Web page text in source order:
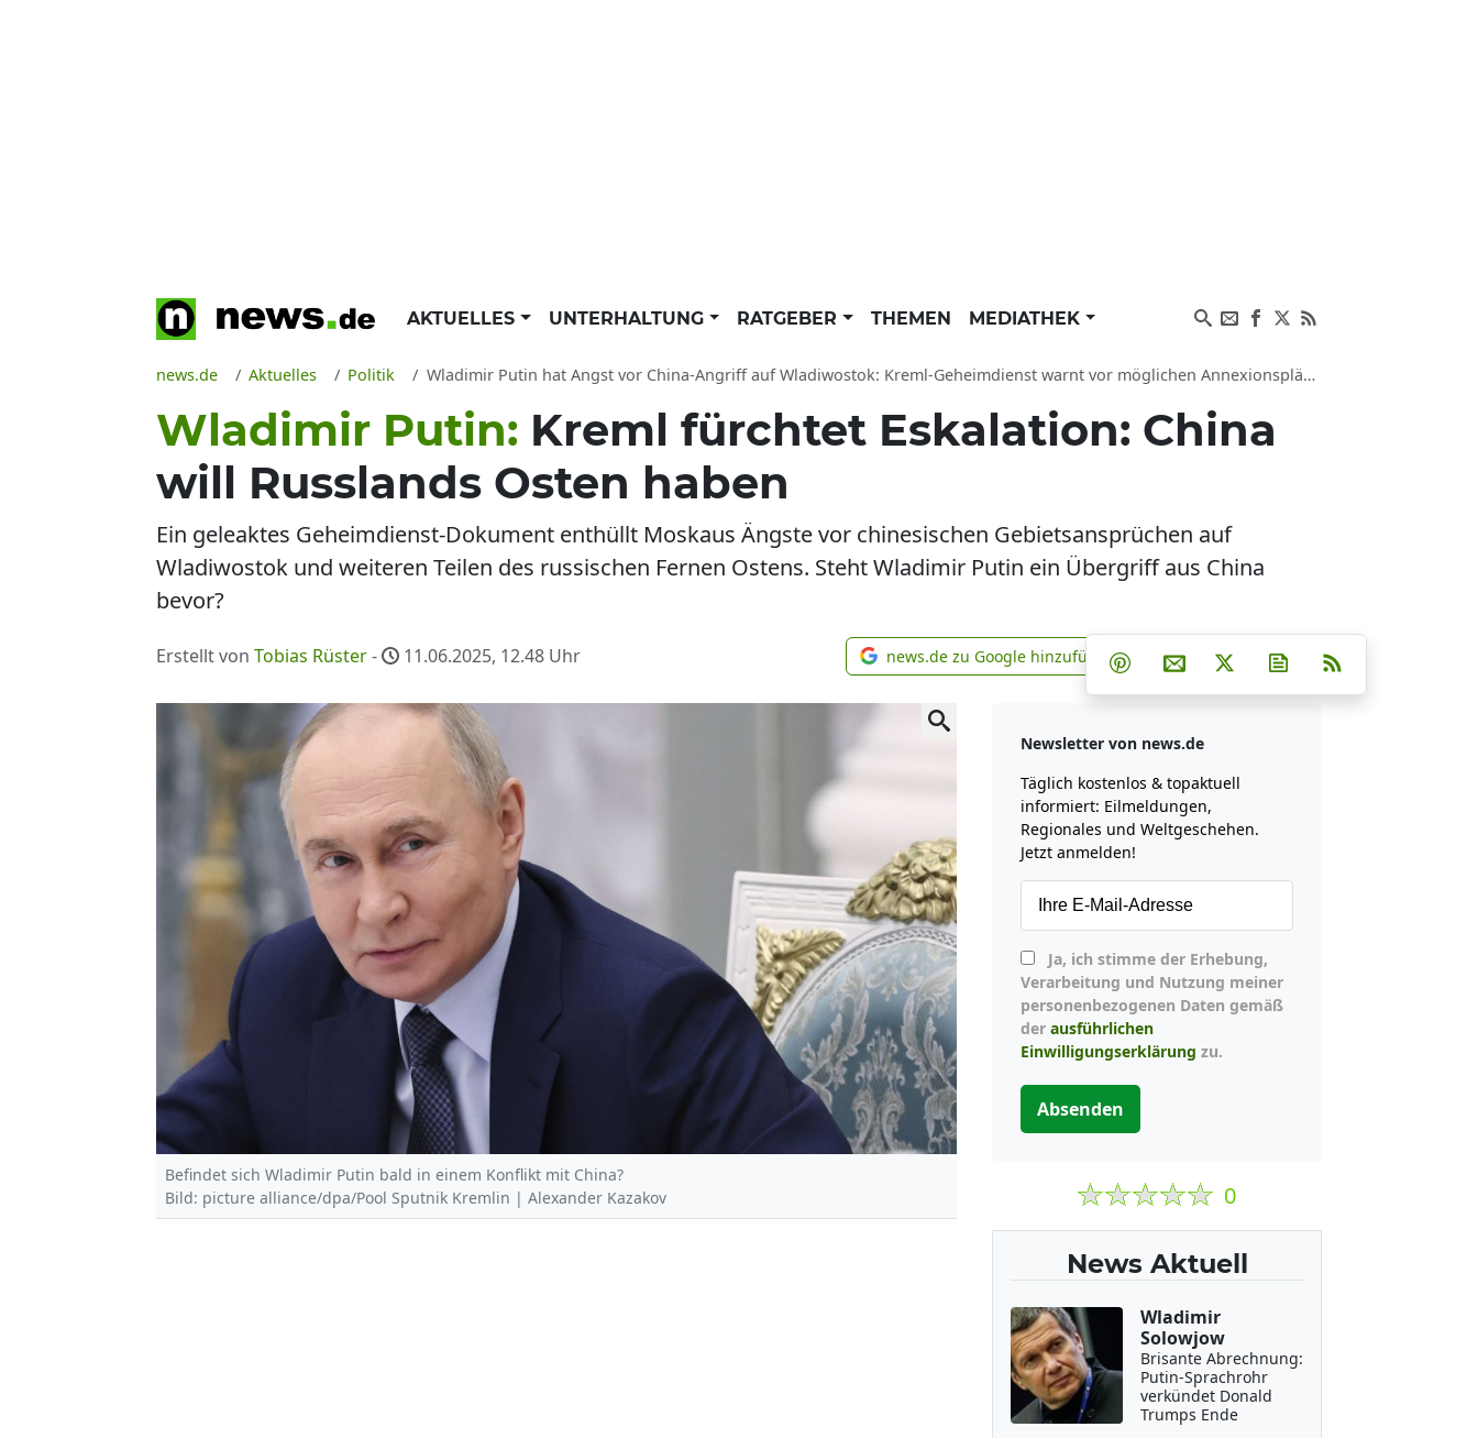
AKTUELLES UNTERHALTUNG RATGEBER THEMEN MEDIATHEK
news.de Aktuelles Politik Wladimir Putin hat Angst vor China-Angriff auf Wladiwostok: Kreml-Geheimdienst warnt vor möglichen Annexionsplänen Pekings
Wladimir Putin: Kreml fürchtet Eskalation: China
will Russlands Osten haben
Ein geleaktes Geheimdienst-Dokument enthüllt Moskaus Ängste vor chinesischen Gebietsansprüchen auf
Wladiwostok und weiteren Teilen des russischen Fernen Ostens. Steht Wladimir Putin ein Übergriff aus China
bevor?
Erstellt von Tobias Rüster- 11.06.2025, 12.48 Uhr news.de zu Google hinzufügen
news.de zu Google hinzufügen Teilen auf Facebook
Teilen auf Whatsapp
Teilen auf Telegram
Teilen auf Pinterest
Per E-Mail teilen
Post auf XNewsletter
Befindet sich Wladimir Putin bald in einem Konflikt mit China?
Bild: picture alliance/dpa/Pool Sputnik Kremlin | Alexander Kazakov
Newsletter von news.de
Täglich kostenlos & topaktuell
informiert: Eilmeldungen,
Regionales und Weltgeschehen.
Jetzt anmelden!
Verarbeitung und Nutzung meiner
personenbezogenen Daten gemäß
der ausführlichen
Einwilligungserklärung zu.
Absenden
0
News Aktuell
Wladimir
Solowjow
Brisante Abrechnung:
Putin-Sprachrohr
verkündet Donald
Trumps Ende